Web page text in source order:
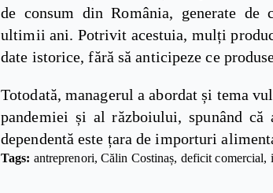
de consum din România, generate de
ultimii ani. Potrivit acestuia, mulți
date istorice, fără să anticipeze ce
Totodată, managerul a abordat și tema
pandemiei și al războiului, spunând că
dependentă este țara de importuri
Tags: antreprenori Călin Costinaș deficit comercial